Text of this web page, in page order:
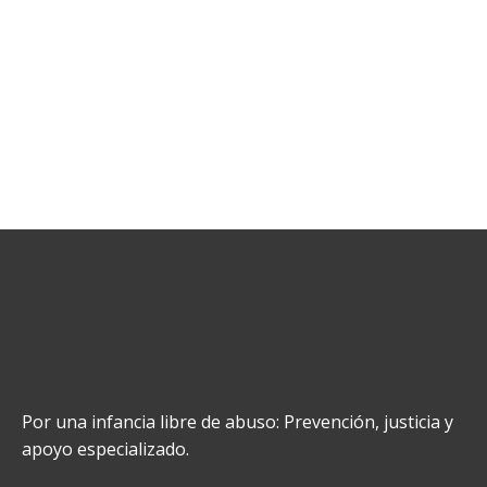
Por una infancia libre de abuso: Prevención, justicia y
apoyo especializado.